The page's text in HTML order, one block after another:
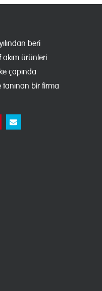
beri
akım ürünleri
çapında
tanınan bir firma